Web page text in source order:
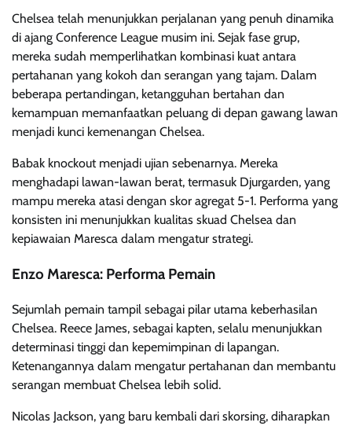
Chelsea telah menunjukkan perjalanan yang penuh dinamika
di ajang Conference League musim ini. Sejak fase grup,
mereka sudah memperlihatkan kombinasi kuat antara
pertahanan yang kokoh dan serangan yang tajam. Dalam
beberapa pertandingan, ketangguhan bertahan dan
kemampuan memanfaatkan peluang di depan gawang lawan
menjadi kunci kemenangan Chelsea.
Babak knockout menjadi ujian sebenarnya. Mereka
menghadapi lawan-lawan berat, termasuk Djurgarden, yang
mampu mereka atasi dengan skor agregat 5-1. Performa yang
konsisten ini menunjukkan kualitas skuad Chelsea dan
kepiawaian Maresca dalam mengatur strategi.
Enzo Maresca: Performa Pemain
Sejumlah pemain tampil sebagai pilar utama keberhasilan
Chelsea. Reece James, sebagai kapten, selalu menunjukkan
determinasi tinggi dan kepemimpinan di lapangan.
Ketenangannya dalam mengatur pertahanan dan membantu
serangan membuat Chelsea lebih solid.
Nicolas Jackson, yang baru kembali dari skorsing, diharapkan